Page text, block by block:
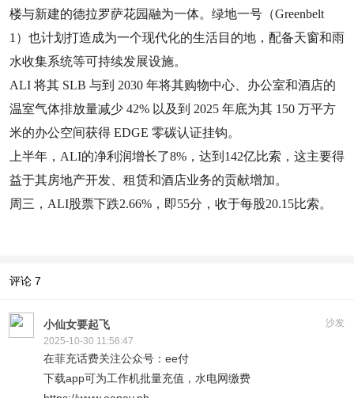
楼与新建的德拉罗萨花园融为一体。绿地一号（Greenbelt
1）也计划打造成为一个现代化的生活目的地，配备天窗和雨
水收集系统等可持续发展设施。
ALI 将其 SLB 与到 2030 年将其购物中心、办公室和酒店的
温室气体排放量减少 42% 以及到 2025 年底为其 150 万平方
米的办公空间获得 EDGE 零碳认证挂钩。
上半年，ALI的净利润增长了8%，达到142亿比索，这主要得
益于其房地产开发、租赁和酒店业务的贡献增加。
周三，ALI股票下跌2.66%，即55分，收于每股20.15比索。
评论 7
沙发
小仙女要起飞
2025-10-30 11:56:47
在菲充话费关注公众号：ee付
下载app可为工作机批量充值，水电网缴费